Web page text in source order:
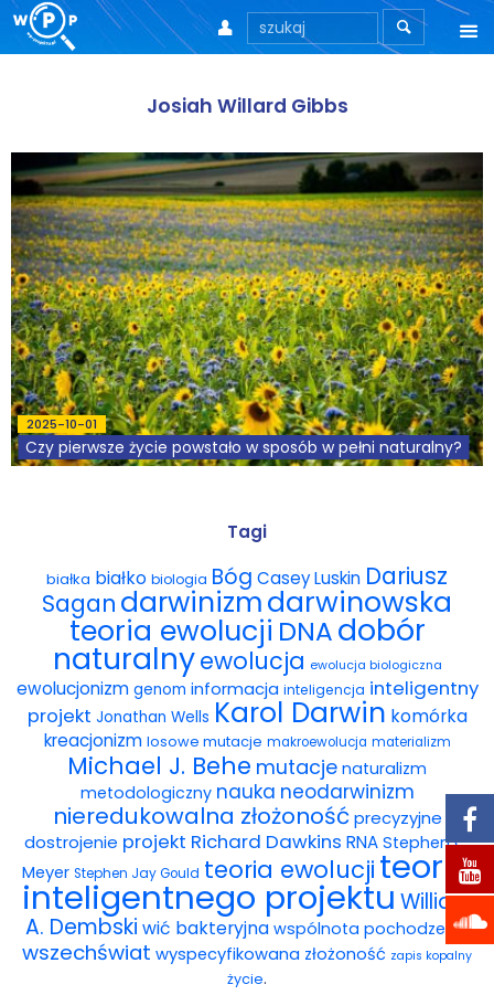

Motto
Aktualności
Teksty
Wprowadzenie
Artykuły
Krytyka teorii ID
Wybór tekstów
Dla autorów
Darmowy ebook
Księgarnia
FAQ
Spis tekstów
Filmy
Konferencje, webinaria i debaty
Wywiady i wykłady
 
Josiah Willard Gibbs
2025-10-01
Czy pierwsze życie powstało w sposób w pełni naturalny?
Tagi
białka białko biologia Bóg Casey Luskin Dariusz
Sagan darwinizmdarwinowska
teoria ewolucji DNAdobór
naturalnyewolucja ewolucja biologiczna
ewolucjonizm genom informacja inteligencja inteligentny
projekt Jonathan Wells Karol Darwin komórka
kreacjonizm losowe mutacje makroewolucja materializm
Michael J. Behe mutacje naturalizm
metodologiczny nauka neodarwinizm
nieredukowalna złożoność precyzyjne
dostrojenie projekt Richard Dawkins RNA Stephen C.
Meyer Stephen Jay Gould teoria ewolucji teoria
inteligentnego projektu William
A. Dembski wić bakteryjna wspólnota pochodzenia
wszechświat wyspecyfikowana złożoność zapis kopalny
życie.